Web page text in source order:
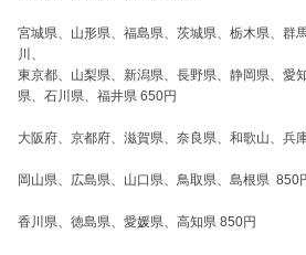
宮城県、山形県、福島県、茨城県、栃木県、群
川、
東京都、山梨県、新潟県、長野県、静岡県、愛
県、石川県、福井県 650円
大阪府、京都府、滋賀県、奈良県、和歌山、兵
岡山県、広島県、山口県、鳥取県、島根県  850
香川県、徳島県、愛媛県、高知県 850円